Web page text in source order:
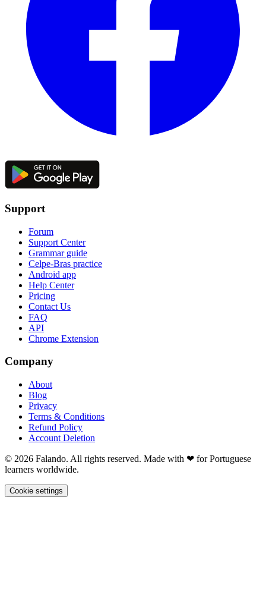
Support
Forum
Support Center
Grammar guide
Celpe-Bras practice
Android app
Help Center
Pricing
Contact Us
FAQ
API
Chrome Extension
Company
About
Blog
Privacy
Terms & Conditions
Refund Policy
Account Deletion
© 2026 Falando. All rights reserved. Made with ❤ for Portuguese
learners worldwide.
Cookie settings